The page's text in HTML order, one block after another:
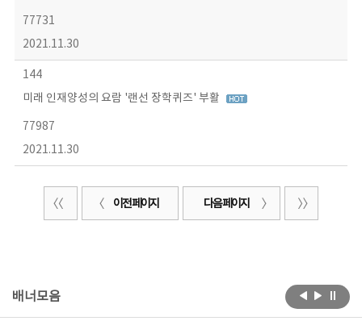
77731
2021.11.30
144
미래 인재양성의 요람 '랜선 장학퀴즈' 부활
77987
2021.11.30
이전 페이지 다음 페이지
배너모음